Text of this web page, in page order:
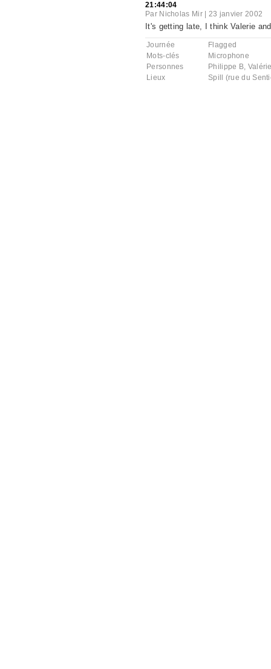
21:44:04
Par Nicholas Mir| 23 janvier 2002
It's getting late, I think Valerie
Journée
Flagged
Mots-clés
Microphone
Personnes
Philippe B,
Lieux
Spill (rue du